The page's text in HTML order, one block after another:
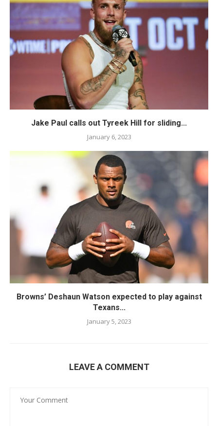
Jake Paul calls out Tyreek Hill for sliding...
January 6, 2023
Browns’ Deshaun Watson expected to play against
Texans...
January 5, 2023
LEAVE A COMMENT